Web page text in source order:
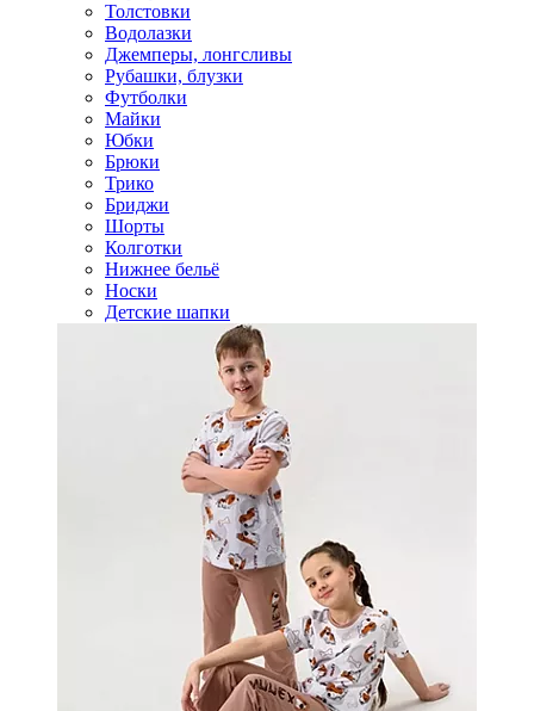
Толстовки
Водолазки
Джемперы, лонгсливы
Рубашки, блузки
Футболки
Майки
Юбки
Брюки
Трико
Бриджи
Шорты
Колготки
Нижнее бельё
Носки
Детские шапки